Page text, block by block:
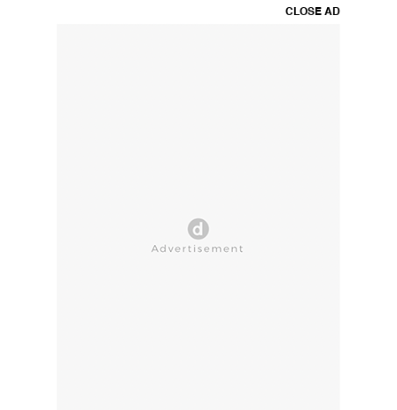
CLOSE AD